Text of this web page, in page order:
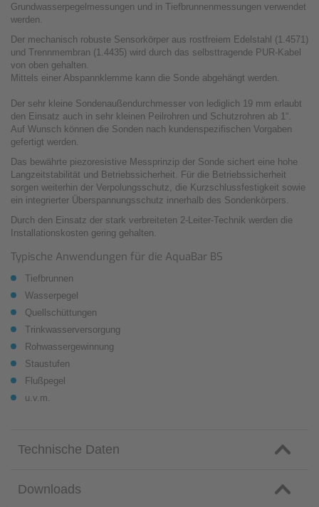
Grundwasserpegelmessungen und in Tiefbrunnenmessungen verwendet
werden.
Der mechanisch robuste Sensorkörper aus rostfreiem Edelstahl (1.4571)
und Trennmembran (1.4435) wird durch das selbsttragende PUR-Kabel
von oben gehalten.
Mittels einer Abspannklemme kann die Sonde abgehängt werden.
Der sehr kleine Sondenaußendurchmesser von lediglich 19 mm erlaubt
den Einsatz auch in sehr kleinen Peilrohren und Schutzrohren ab 1“.
Auf Wunsch können die Sonden nach kundenspezifischen Vorgaben
gefertigt werden.
Das bewährte piezoresistive Messprinzip der Sonde sichert eine hohe
Langzeitstabilität und Betriebssicherheit. Für die Betriebssicherheit
sorgen weiterhin der Verpolungsschutz, die Kurzschlussfestigkeit sowie
ein integrierter Überspannungsschutz innerhalb des Sondenkörpers.
Durch den Einsatz der stark ver­breiteten 2-Leiter-Technik werden die
Installationskosten gering gehalten.
Typische Anwendungen für die AquaBar BS
Tiefbrunnen
Wasserpegel
Quellschüttungen
Trinkwasserversorgung
Rohwassergewinnung
Staustufen
Flußpegel
u.v.m.
Technische Daten
Downloads